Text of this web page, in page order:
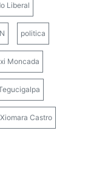
Liberal
politica
Moncada
Xiomara Castro